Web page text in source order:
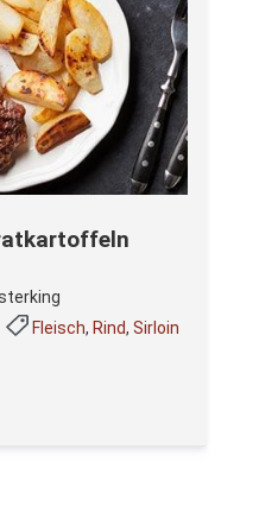
Fleisch, Rind, Sirloin